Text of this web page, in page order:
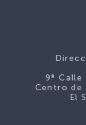
9ª
Centro de
El